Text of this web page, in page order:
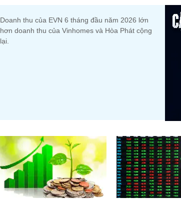
Doanh thu của EVN 6 tháng đầu năm 2026 lớn
hơn doanh thu của Vinhomes và Hòa Phát cộng
lại.